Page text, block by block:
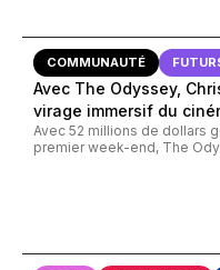
COMMUNAUTÉ
Avec The Odyssey,
virage immersif du
Avec 52 millions de dollars
premier week-end, The